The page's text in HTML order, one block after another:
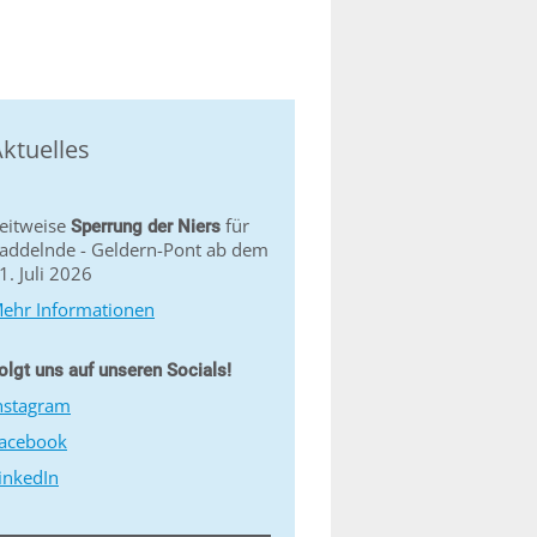
Sperrung der Niers für
- Geldern-Pont ab dem
Juli 2026
Informationen
uns auf unseren Socials!